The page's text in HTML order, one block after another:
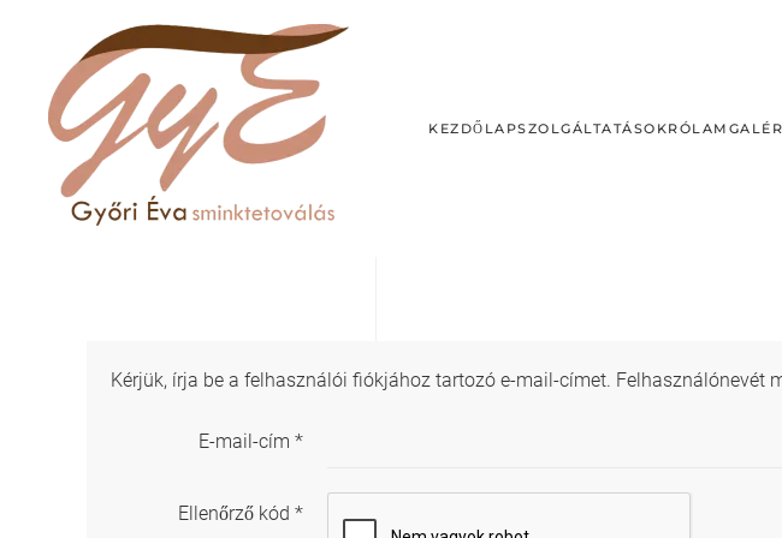
KEZDŐLAPSZOLGÁLTATÁSOKRÓLAM
Kérjük, írja be a felhasználói fiókjához tartozó e-mail-címet.
E-mail-cím *
Ellenőrző kód *